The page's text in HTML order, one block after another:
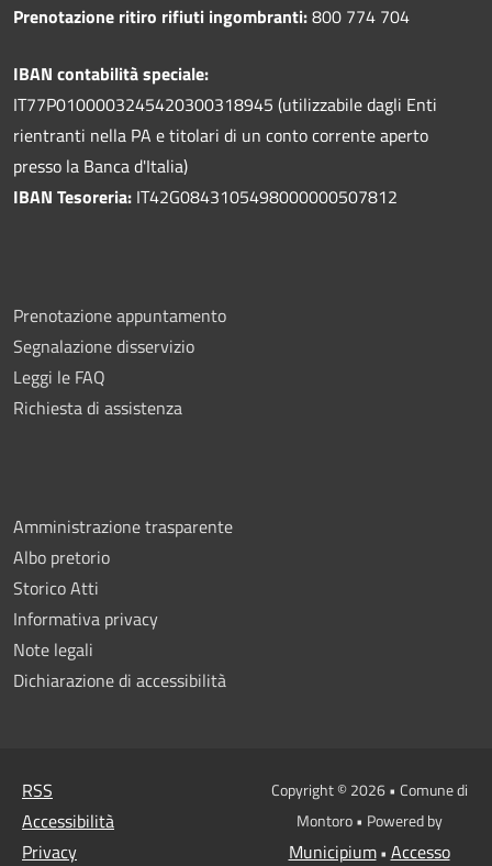
Prenotazione ritiro rifiuti ingombranti:800 774 704
IBAN contabilità speciale:
IT77P0100003245420300318945 (utilizzabile dagli Enti
rientranti nella PA e titolari di un conto corrente aperto
presso la Banca d'Italia)
IBAN Tesoreria: IT42G0843105498000000507812
Prenotazione appuntamento
Segnalazione disservizio
Leggi le FAQ
Richiesta di assistenza
Amministrazione trasparente
Albo pretorio
Storico Atti
Informativa privacy
Note legali
Dichiarazione di accessibilità
RSS
Accessibilità
Privacy
Copyright © 2026 • Comune di
Montoro • Powered by
Municipium• Accesso